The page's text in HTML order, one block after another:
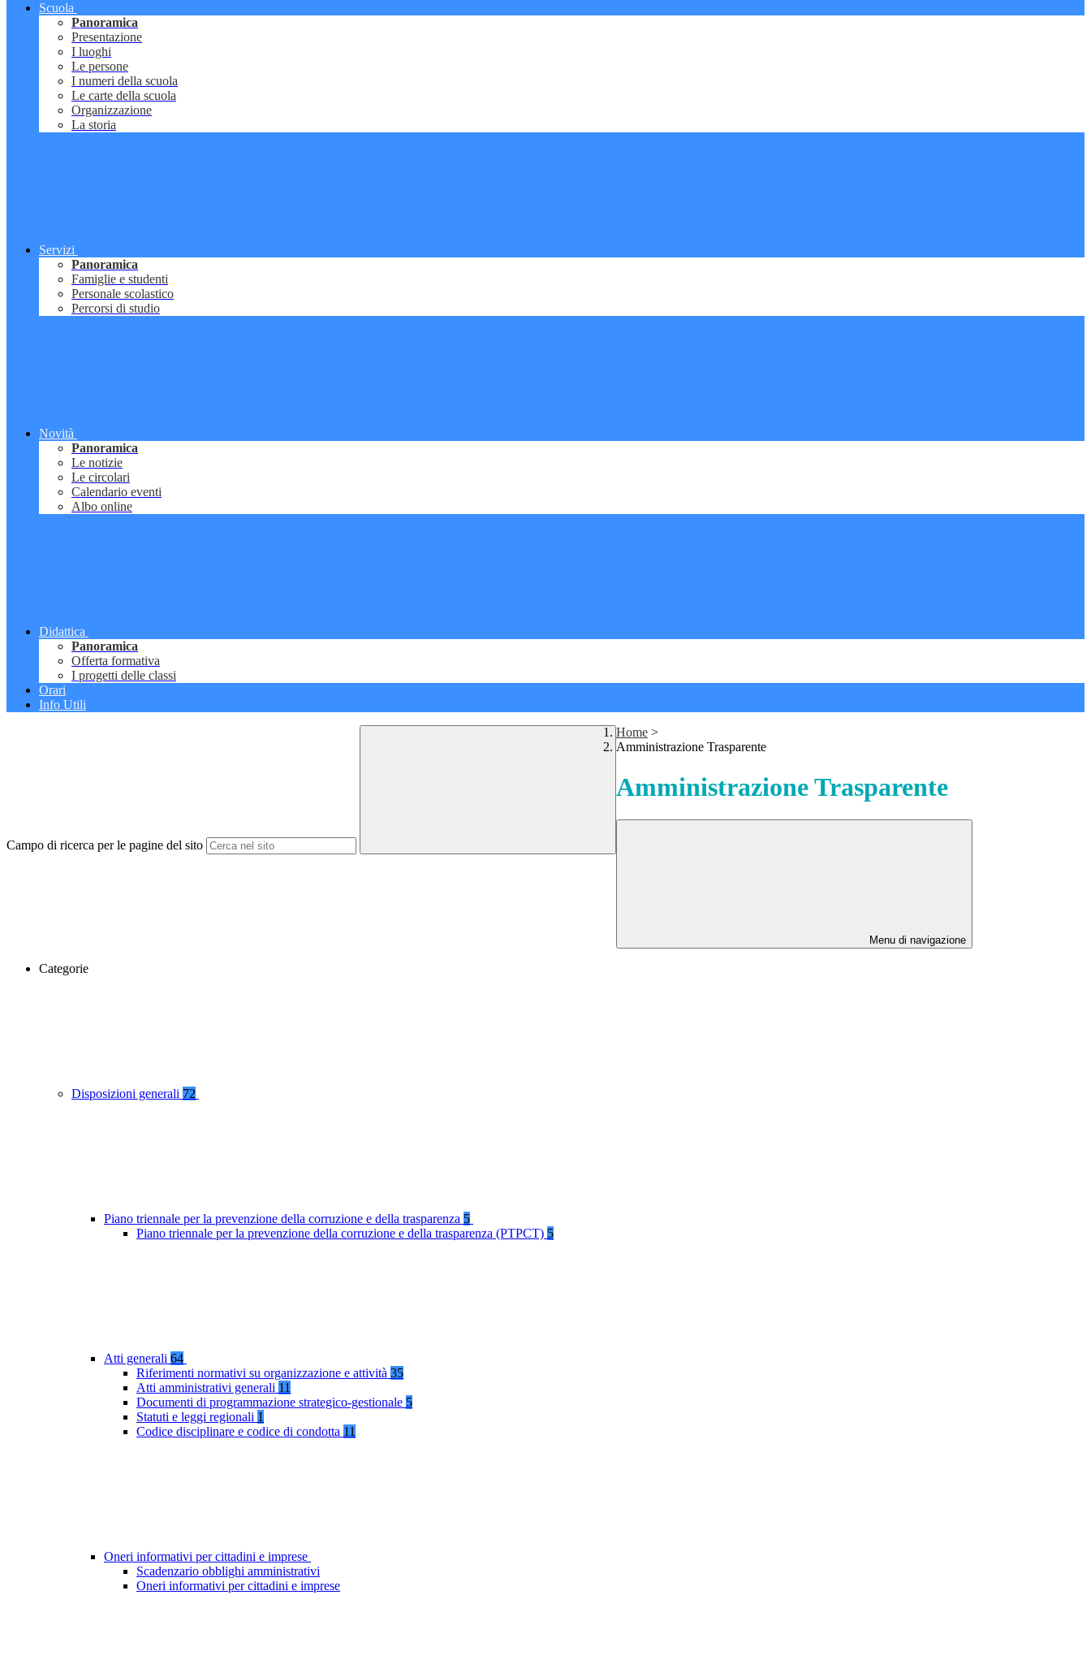
Scuola
Panoramica
Presentazione
I luoghi
Le persone
I numeri della scuola
Le carte della scuola
Organizzazione
La storia
Servizi
Panoramica
Famiglie e studenti
Personale scolastico
Percorsi di studio
Novità
Panoramica
Le notizie
Le circolari
Calendario eventi
Albo online
Didattica
Panoramica
Offerta formativa
I progetti delle classi
Orari
Info Utili
Campo di ricerca per le pagine del sito
Home >
Amministrazione Trasparente
Amministrazione Trasparente
Menu di navigazione
Categorie
Disposizioni generali 72
Piano triennale per la prevenzione della corruzione e della trasparenza 5
Piano triennale per la prevenzione della corruzione e della trasparenza (PTPCT) 5
Atti generali 64
Riferimenti normativi su organizzazione e attività 35
Atti amministrativi generali 11
Documenti di programmazione strategico-gestionale 5
Statuti e leggi regionali 1
Codice disciplinare e codice di condotta 11
Oneri informativi per cittadini e imprese
Scadenzario obblighi amministrativi
Oneri informativi per cittadini e imprese